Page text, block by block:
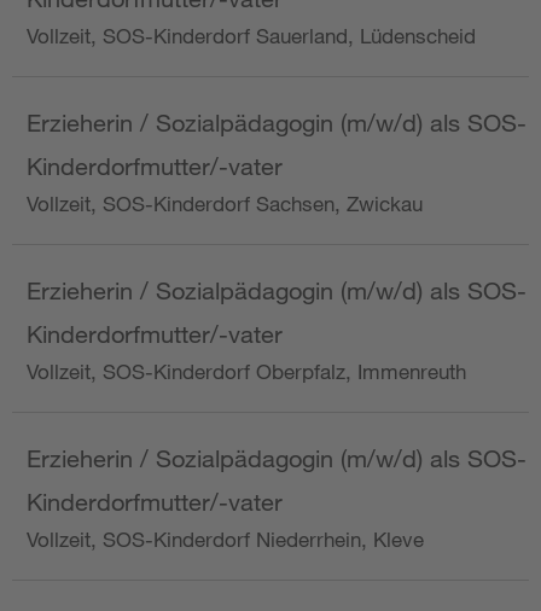
Vollzeit, SOS-Kinderdorf Sauerland, Lüdenscheid
Erzieherin / Sozialpädagogin (m/w/d) als SOS-
Kinderdorfmutter/-vater
Vollzeit, SOS-Kinderdorf Sachsen, Zwickau
Erzieherin / Sozialpädagogin (m/w/d) als SOS-
Kinderdorfmutter/-vater
Vollzeit, SOS-Kinderdorf Oberpfalz, Immenreuth
Erzieherin / Sozialpädagogin (m/w/d) als SOS-
Kinderdorfmutter/-vater
Vollzeit, SOS-Kinderdorf Niederrhein, Kleve